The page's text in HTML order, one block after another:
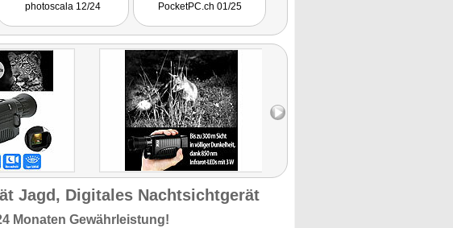
photoscala 12/24 PocketPC.ch 01/25
Jagd, Digitales Nachtsichtgerät
Monaten Gewährleistung!